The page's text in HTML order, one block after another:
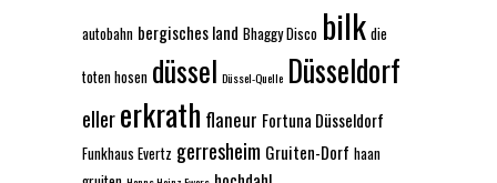
autobahn bergisches land Bhaggy Disco bilk die
toten hosen düssel Düssel-Quelle Düsseldorf
ellererkrath flaneur Fortuna Düsseldorf
Funkhaus Evertz gerresheim Gruiten-Dorf haan